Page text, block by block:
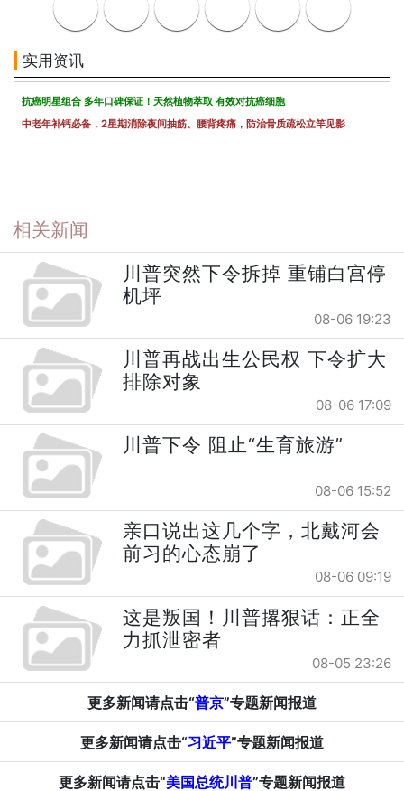
实用资讯
抗癌明星组合 多年口碑保证！天然植物萃取 有效对抗癌细胞
中老年补钙必备，2星期消除夜间抽筋、腰背疼痛，防治骨质疏松立竿见影
相关新闻
川普突然下令拆掉 重铺白宫停
机坪
08-06 19:23
川普再战出生公民权 下令扩大
排除对象
08-06 17:09
川普下令 阻止“生育旅游”
08-06 15:52
亲口说出这几个字，北戴河会
前习的心态崩了
08-06 09:19
这是叛国！川普撂狠话：正全
力抓泄密者
08-05 23:26
更多新闻请点击“普京”专题新闻报道
更多新闻请点击“习近平”专题新闻报道
更多新闻请点击“美国总统川普”专题新闻报道